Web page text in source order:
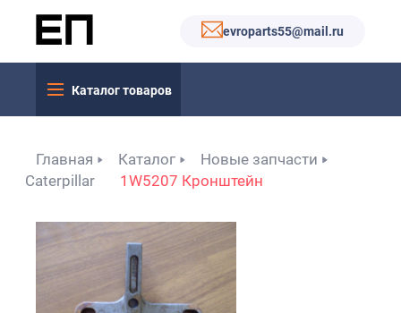
evroparts55@mail.ru
Каталог товаров
Главная Каталог
Новые запчасти
Caterpillar
1W5207 Кронштейн